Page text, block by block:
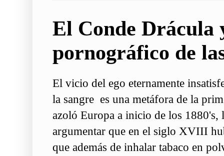
El Conde Drácula
pornográfico de
El vicio del ego eternamente
la sangre es una metáfora de la
azoló Europa a inicio de los 1880's,
argumentar que en el siglo XVIII
que además de inhalar tabaco en